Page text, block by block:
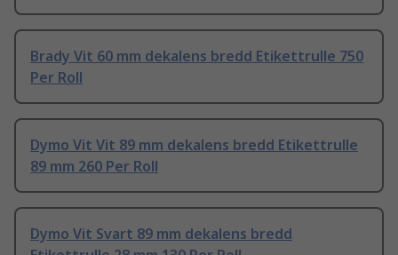
Brady Vit 60 mm dekalens bredd Etikettrulle 750
Per Roll
Dymo Vit Vit 89 mm dekalens bredd Etikettrulle
89 mm 260 Per Roll
Dymo Vit Svart 89 mm dekalens bredd